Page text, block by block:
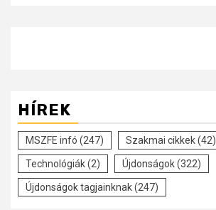
HÍREK
MSZFE infó (247) Szakmai cikkek(42)
Technológiák(2) Újdonságok(322)
Újdonságok tagjainknak(247)